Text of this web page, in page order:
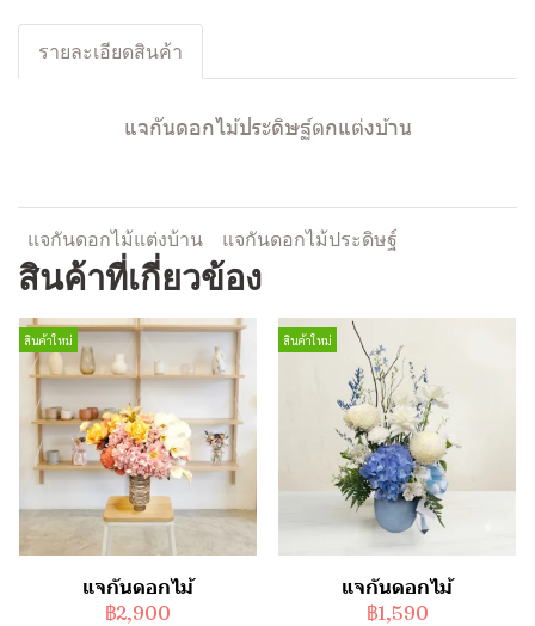
รายละเอียดสินค้า
แจกันดอกไม้ประดิษฐ์ตกแต่งบ้าน
แจกันดอกไม้แต่งบ้าน แจกันดอกไม้ประดิษฐ์
สินค้าที่เกี่ยวข้อง
สินค้าใหม่
แจกันดอกไม้
฿2,900
สินค้าใหม่
แจกันดอกไม้
฿1,590